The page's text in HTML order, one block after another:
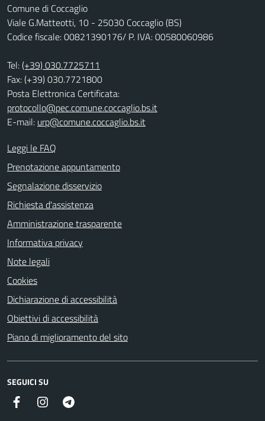
Comune di Coccaglio
Viale G.Matteotti, 10 - 25030 Coccaglio (BS)
Codice fiscale: 00821390176/ P. IVA: 00580060986
Tel:(+39) 030.7725711
Fax: (+39) 030.7721800
Posta Elettronica Certificata:
protocollo@pec.comune.coccaglio.bs.it
E-mail: urp@comune.coccaglio.bs.it
Leggi le FAQ
Prenotazione appuntamento
Segnalazione disservizio
Richiesta d'assistenza
Amministrazione trasparente
Informativa privacy
Note legali
Cookies
Dichiarazione di accessibilità
Obiettivi di accessibilità
Piano di miglioramento del sito
SEGUICI SU
Facebook Instagram